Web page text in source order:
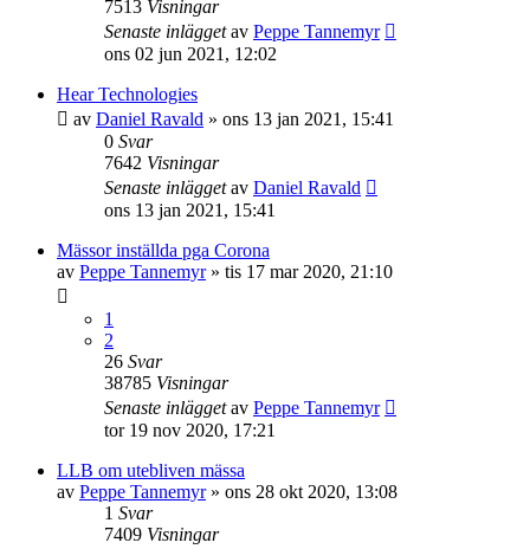
7513 Visningar
Senaste inläggetav Peppe Tannemyr
ons 02 jun 2021, 12:02
Hear Technologies
av Daniel Ravald » ons 13 jan 2021, 15:41
0 Svar
7642 Visningar
Senaste inläggetav Daniel Ravald
ons 13 jan 2021, 15:41
Mässor inställda pga Corona
av Peppe Tannemyr» tis 17 mar 2020, 21:10
1
2
26 Svar
38785 Visningar
Senaste inläggetav Peppe Tannemyr
tor 19 nov 2020, 17:21
LLB om utebliven mässa
av Peppe Tannemyr» ons 28 okt 2020, 13:08
1 Svar
7409 Visningar